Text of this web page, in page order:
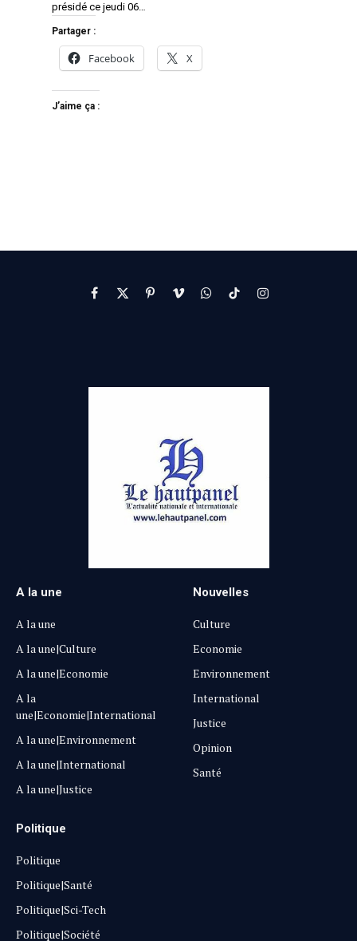
présidé ce jeudi 06…
Partager :
Facebook X
J’aime ça :
Facebook
X
PinterestVimeoWhatsApp
TikTokInstagram
A la une
A la une
A la une|Culture
A la une|Economie
A la
une|Economie|International
A la une|Environnement
A la une|International
A la une|Justice
Nouvelles
Culture
Economie
Environnement
International
Justice
Opinion
Santé
Politique
Politique
Politique|Santé
Politique|Sci-Tech
Politique|Société